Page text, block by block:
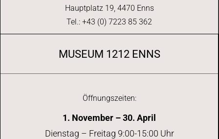
Hauptplatz 19, 4470 Enns
Tel.: +43 (0) 7223 85 362
MUSEUM 1212 ENNS
Öffnungszeiten:
1. November – 30. April
Dienstag – Freitag 9:00-15:00 Uhr